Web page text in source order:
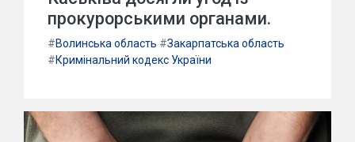
прокурорськими органами.
#Волинська область #Закарпатська область
#Кримінальний кодекс України